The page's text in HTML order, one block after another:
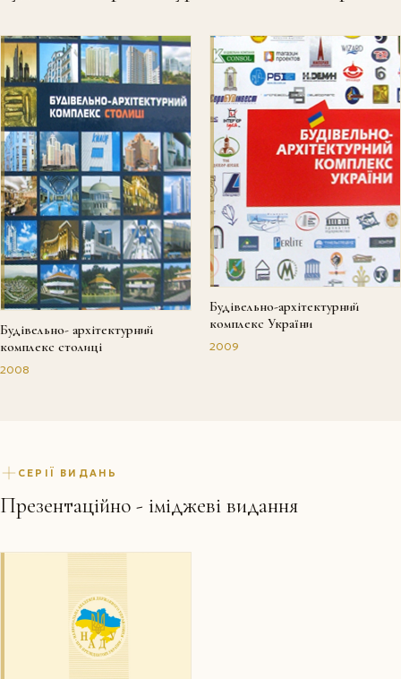
Будівельно- архітектурний
комплекс столиці
2008
Будівельно-архітектурний
комплекс України
2009
СЕРІЇ ВИДАНЬ
Презентаційно - іміджеві видання